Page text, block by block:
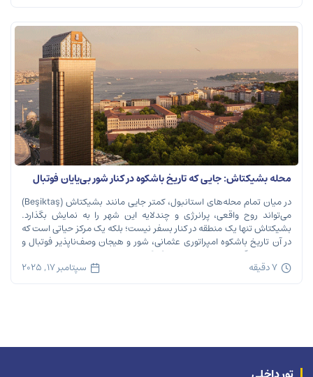
محله بشیکتاش: جایی که تاریخ باشکوه در کنار شور بی‌پایان فوتبال
نفس می‌کشد
در میان تمام محله‌های استانبول، کمتر جایی مانند بشیکتاش (Beşiktaş)
می‌تواند روح واقعی، پرانرژی و چندلایه این شهر را به نمایش بگذارد.
بشیکتاش تنها یک منطقه در کنار بسفر نیست؛ بلکه یک مرکز حیاتی است که
در آن تاریخ باشکوه امپراتوری عثمانی، شور و هیجان وصف‌ناپذیر فوتبال و
ریتم تند زندگی مدرن شهری در هم […]
7 دقیقه سپتامبر 17, 2025